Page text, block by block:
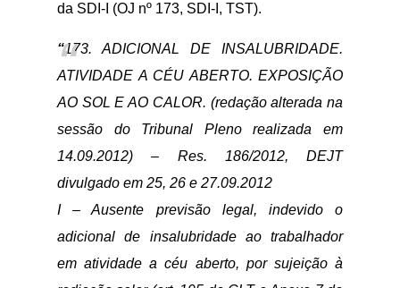
da SDI-I (OJ nº 173, SDI-I, TST).
“173. ADICIONAL DE INSALUBRIDADE.
ATIVIDADE A CÉU ABERTO. EXPOSIÇÃO
AO SOL E AO CALOR. (redação alterada na
sessão do Tribunal Pleno realizada em
14.09.2012) – Res. 186/2012, DEJT
divulgado em 25, 26 e 27.09.2012
I – Ausente previsão legal, indevido o
adicional de insalubridade ao trabalhador
em atividade a céu aberto, por sujeição à